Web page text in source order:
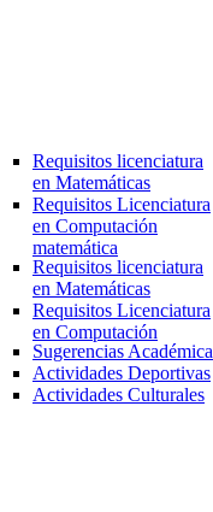
Requisitos licenciatura
en Matemáticas
Requisitos Licenciatura
en Computación
matemática
Requisitos licenciatura
en Matemáticas
Requisitos Licenciatura
en Computación
Sugerencias
Actividades Deportivas
Actividades Culturales